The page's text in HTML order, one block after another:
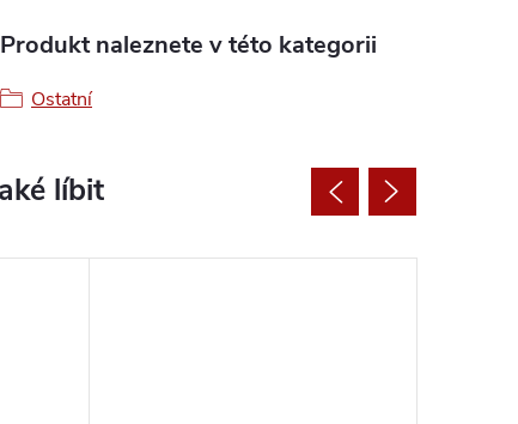
Produkt naleznete v této kategorii
Ostatní